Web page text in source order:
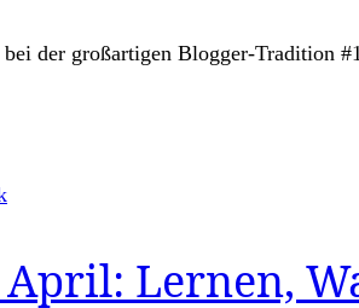
der großartigen Blogger-Tradition
Lernen,